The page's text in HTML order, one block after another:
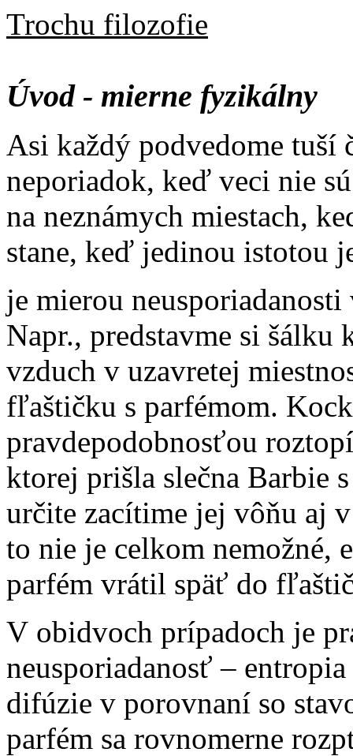
Trochu filozofie
Úvod - mierne fyzikálny
Asi každý podvedome tuší
neporiadok, keď veci nie
na neznámych miestach,
stane, keď jedinou istotou
je mierou
Napr., predstavme si šálku
vzduch v uzavretej
fľaštičku s parfémom.
pravdepodobnosťou
ktorej prišla slečna Barbie
určite zacítime jej vôňu aj
to nie je celkom nemožné,
parfém vrátil späť do
V obidvoch prípadoch je
neusporiadanosť –
difúzie v porovnaní so
parfém sa rovnomerne